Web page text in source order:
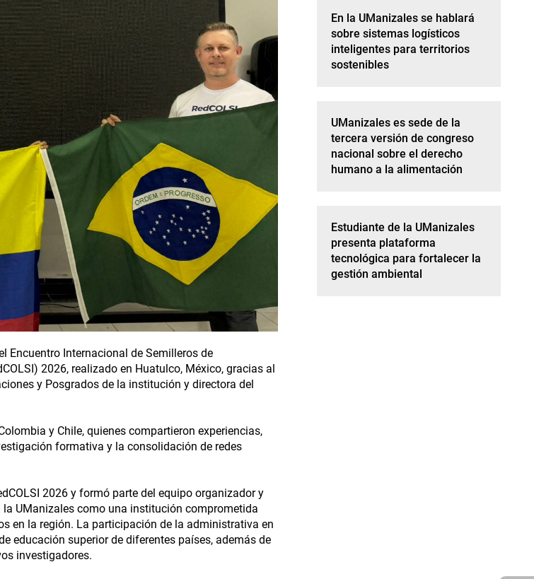
Encuentro Internacional de Semilleros de
2026, realizado en Huatulco, México, gracias al
y Posgrados de la institución y directora del
y Chile, quienes compartieron experiencias,
formativa y la consolidación de redes
2026 y formó parte del equipo organizador y
UManizales como una institución comprometida
en la región. La participación de la administrativa en
educación superior de diferentes países, además de
investigadores.
En la UManizales se hablará
sobre sistemas logísticos
inteligentes para territorios
sostenibles
UManizales es sede de la
tercera versión de congreso
nacional sobre el derecho
humano a la alimentación
Estudiante de la UManizales
presenta plataforma
tecnológica para fortalecer la
gestión ambiental